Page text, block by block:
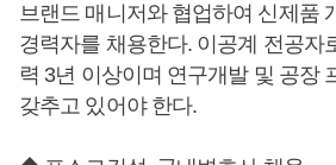
브랜드 매니저와 협업하여 신제품
경력자를 채용한다. 이공계 전공자
력 3년 이상이며 연구개발 및 공장
갖추고 있어야 한다.